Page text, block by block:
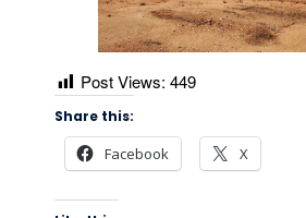
Post Views: 449
Share this:
Facebook X